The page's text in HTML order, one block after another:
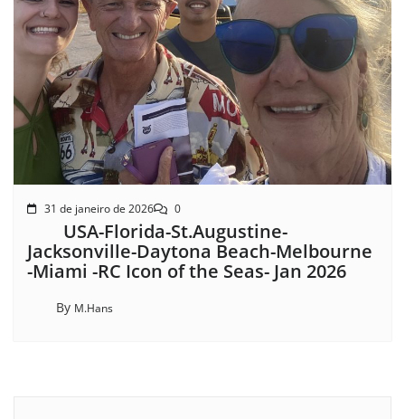
31 de janeiro de 2026 0
USA-Florida-St.Augustine-
Jacksonville-Daytona Beach-Melbourne
-Miami -RC Icon of the Seas- Jan 2026
By M.Hans